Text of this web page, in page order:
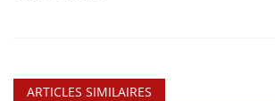
ARTICLES SIMILAIRES